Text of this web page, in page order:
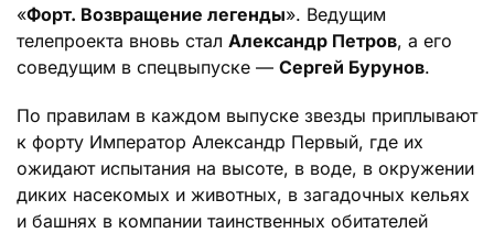
«Форт. Возвращение легенды». Ведущим
телепроекта вновь стал Александр Петров, а его
соведущим в спецвыпуске — Сергей Бурунов.
По правилам в каждом выпуске звезды приплывают
к форту Император Александр Первый, где их
ожидают испытания на высоте, в воде, в окружении
диких насекомых и животных, в загадочных кельях
и башнях в компании таинственных обитателей